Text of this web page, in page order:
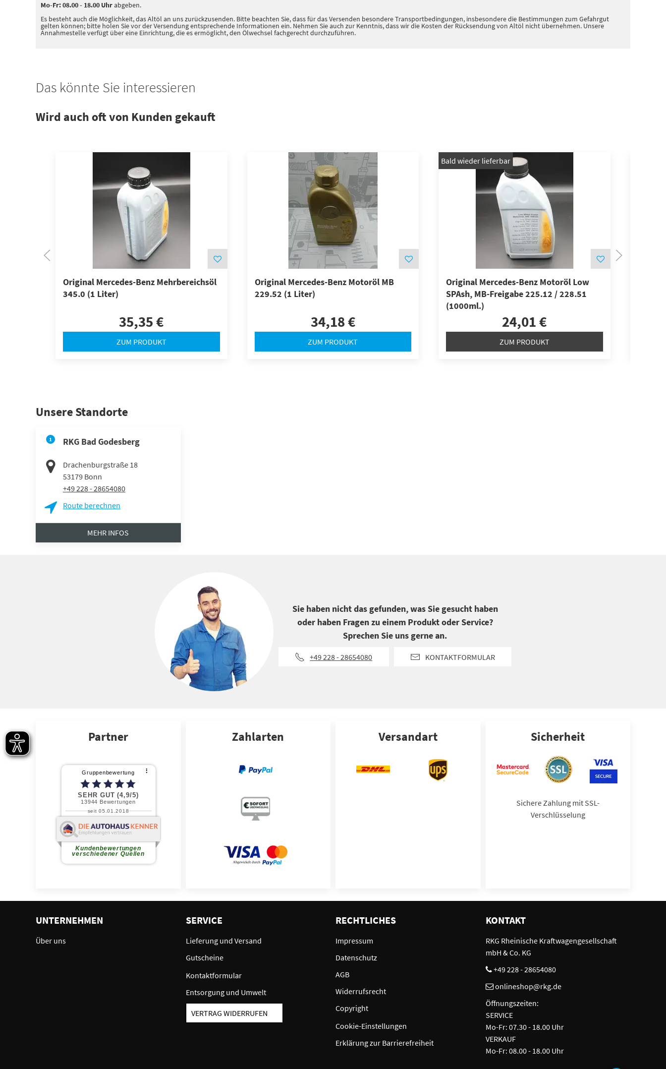
Mo-Fr: 08.00 - 18.00 Uhrabgeben.
Es besteht auch die Möglichkeit, das Altöl an uns zurückzusenden. Bitte beachten Sie, dass für das Versenden besondere Transportbedingungen, insbesondere die Bestimmungen zum Gefahrgut
gelten können; bitte holen Sie vor der Versendung entsprechende Informationen ein. Nehmen Sie auch zur Kenntnis, dass wir die Kosten der Rücksendung von Altöl nicht übernehmen. Unsere
Annahmestelle verfügt über eine Einrichtung, die es ermöglicht, den Ölwechsel fachgerecht durchzuführen.
Das könnte Sie interessieren
Wird auch oft von Kunden gekauft
Original Mercedes-Benz Mehrbereichsöl
345.0 (1 Liter)
35,35 €
ZUM PRODUKT
Original Mercedes-Benz Motoröl MB
229.52 (1 Liter)
34,18 €
ZUM PRODUKT
Bald wieder lieferbar
Original Mercedes-Benz Motoröl Low
SPAsh, MB-Freigabe 225.12 / 228.51
(1000ml.)
24,01 €
ZUM PRODUKT
Unsere Standorte
1 RKG Bad Godesberg
Drachenburgstraße 18
53179 Bonn
+49 228 - 28654080
Route berechnen
MEHR INFOS
Sie haben nicht das gefunden, was Sie gesucht haben
oder haben Fragen zu einem Produkt oder Service?
Sprechen Sie uns gerne an.
+49 228 - 28654080 KONTAKTFORMULAR
Partner Zahlarten Versandart Sicherheit
Sichere Zahlung mit SSL-
Verschlüsselung
UNTERNEHMEN
Über uns
SERVICE
Lieferung und Versand
Gutscheine
Kontaktformular
Entsorgung und Umwelt
VERTRAG WIDERRUFEN
RECHTLICHES
Impressum
Datenschutz
AGB
Widerrufsrecht
Copyright
Cookie-Einstellungen
Erklärung zur Barrierefreiheit
KONTAKT
RKG Rheinische Kraftwagengesellschaft
mbH & Co. KG
+49 228 - 28654080
onlineshop@rkg.de
Öffnungszeiten:
SERVICE
Mo-Fr: 07.30 - 18.00 Uhr
VERKAUF
Mo-Fr: 08.00 - 18.00 Uhr